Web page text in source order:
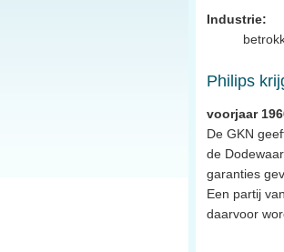
Industrie:
Philips
voorjaar
De GKN
de
garanties
Een partij
daarvoor